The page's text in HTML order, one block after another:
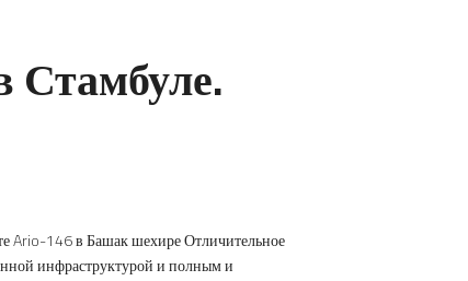
Ario-146 в Башак шехире Отличительное
инфраструктурой и полным и